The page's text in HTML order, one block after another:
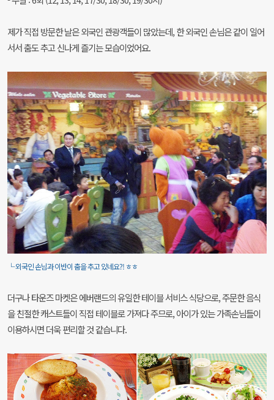
제가 직접 방문한 날은 외국인 관광객들이 많았는데, 한 외국인 손님은 같이 일어
서서 춤도 추고 신나게 즐기는 모습이었어요.
└ 외국인 손님과 이반이 춤을 추고 있네요?! ㅎㅎ
더구나 타운즈 마켓은 에버랜드의 유일한 테이블 서비스 식당으로, 주문한 음식
을 친절한 캐스트들이 직접 테이블로 가져다 주므로, 아이가 있는 가족손님들이
이용하시면 더욱 편리할 것 같습니다.